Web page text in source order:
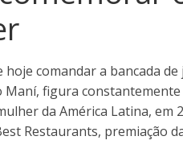
comandar a bancada
Maní, figura
da América Latina, em
Restaurants, premiação